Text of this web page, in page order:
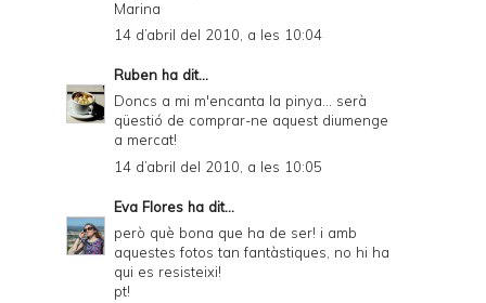
Marina
14 d’abril del 2010, a les 10:04
Ruben ha dit...
Doncs a mi m'encanta la pinya... serà
qüestió de comprar-ne aquest diumenge
a mercat!
14 d’abril del 2010, a les 10:05
Eva Flores ha dit...
però què bona que ha de ser! i amb
aquestes fotos tan fantàstiques, no hi ha
qui es resisteixi!
pt!